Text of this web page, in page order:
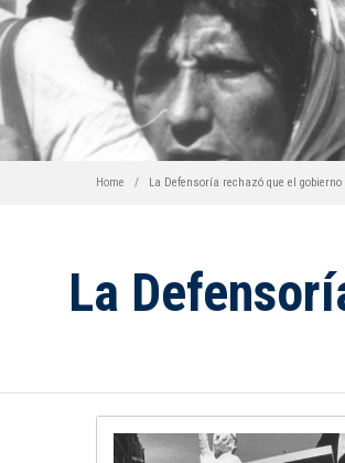
Home La Defensoría rechazó que el
La